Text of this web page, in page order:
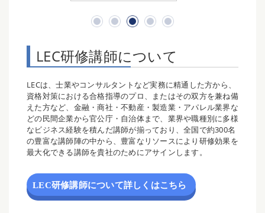
LEC研修講師について
LECは、士業やコンサルタントなど実務に精通した方から、
資格対策における合格指導のプロ、またはその双方を兼ね備
えた方など、金融・商社・不動産・製造業・アパレル業界な
どの民間企業から官公庁・自治体まで、業界や職種別に多様
なビジネス経験を積んだ講師が揃っており、全国で約300名
の豊富な講師陣の中から、豊富なリソースにより研修効果を
最大化できる講師を貴社のためにアサインします。
LEC研修講師について詳しくはこちら